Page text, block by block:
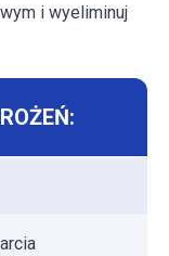
i wyeliminuj